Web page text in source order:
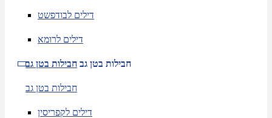
דילים לבודפשט
דילים לרומא
חבילות בטן גב חבילות בטן גב
חבילות בטן גב
דילים לקפריסין